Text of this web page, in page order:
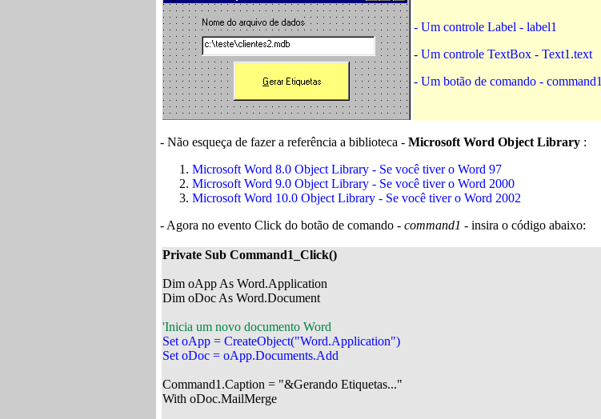
- Um controle Label - label1
- Um controle TextBox - Text1.text
- Um botão de comando - command1
- Não esqueça de fazer a referência a biblioteca - Microsoft Word Object Library :
Microsoft Word 8.0 Object Library - Se você tiver o Word 97
Microsoft Word 9.0 Object Library - Se você tiver o Word 2000
Microsoft Word 10.0 Object Library - Se você tiver o Word 2002
- Agora no evento Click do botão de comando - command1 - insira o código abaixo:
Private Sub Command1_Click()
Dim oApp As Word.Application
Dim oDoc As Word.Document
'Inicia um novo documento Word
Set oApp = CreateObject("Word.Application")
Set oDoc = oApp.Documents.Add
Command1.Caption = "&Gerando Etiquetas..."
With oDoc.MailMerge